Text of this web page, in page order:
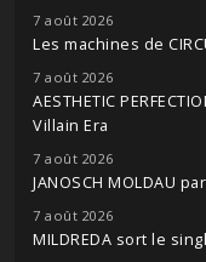
7 août 2026
Les machines de
7 août 2026
AESTHETIC
Villain Era
7 août 2026
JANOSCH MOLDAU
7 août 2026
MILDREDA sort le